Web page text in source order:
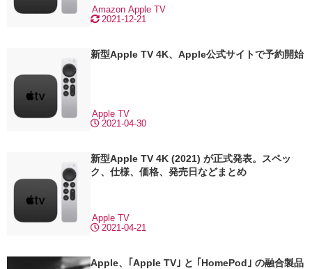
2021-12-21
Amazon Apple TV
新型Apple TV 4K、Apple公式サイトで予約開始
2021-04-30
Apple TV
新型Apple TV 4K (2021) が正式発表。スペッ
ク、仕様、価格、発売日などまとめ
2021-04-21
Apple TV
Apple、｢Apple TV｣ と ｢HomePod｣ の融合製品